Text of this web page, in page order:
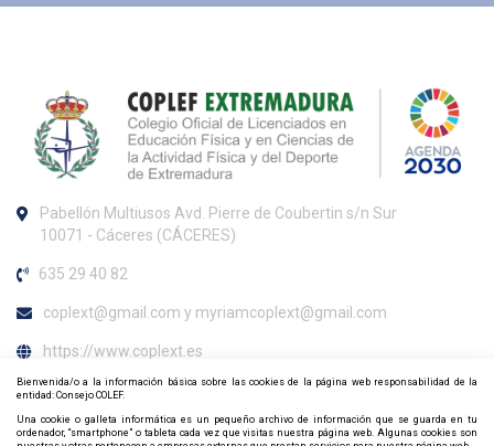
Pabellón Multiusos Avd. Pierre de Coubertin s/n Sur
10071 - Cáceres (CÁCERES)
635 29 40 82
coplext@gmail.com y myriamcoplext@gmail.com
https://www.coplext.es
Horario de atención al colegiado
Lunes a viernres de 09:30 a 12:30h
Bienvenida/o a la información básica sobre las cookies de la página web responsabilidad de la
entidad: Consejo COLEF.
Una cookie o galleta informática es un pequeño archivo de información que se guarda en tu
ordenador, “smartphone” o tableta cada vez que visitas nuestra página web. Algunas cookies son